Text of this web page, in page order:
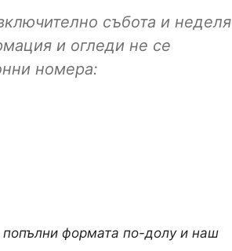
събота и неделя
и огледи не се
номера:
попълни формата по-долу и наш